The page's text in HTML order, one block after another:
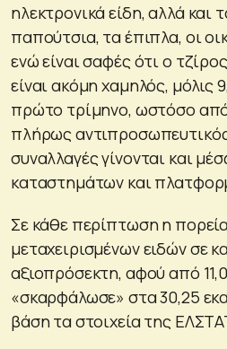
ηλεκτρονικά είδη, αλλά και
παπούτσια, τα έπιπλα, οι
ενώ είναι σαφές ότι ο
είναι ακόμη χαμηλός, μόλις
πρώτο τρίμηνο, ωστόσο από
πλήρως
συναλλαγές γίνονται και
καταστημάτων και
Σε κάθε περίπτωση η
μεταχειρισμένων ειδών σε
αξιοπρόσεκτη, αφού από
«σκαρφάλωσε» στα 30,25
βάση τα στοιχεία της